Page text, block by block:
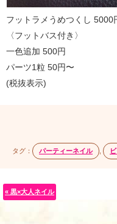
フットラメうめつくし 5000
〈フットバス付き〉
一色追加 500円
パーツ1粒 50円〜
(税抜表示)
タグ： パーティーネイル
« 黒×大人ネイル